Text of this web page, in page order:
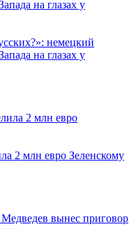
немецкий
на глазах у
2 млн евро Зеленскому